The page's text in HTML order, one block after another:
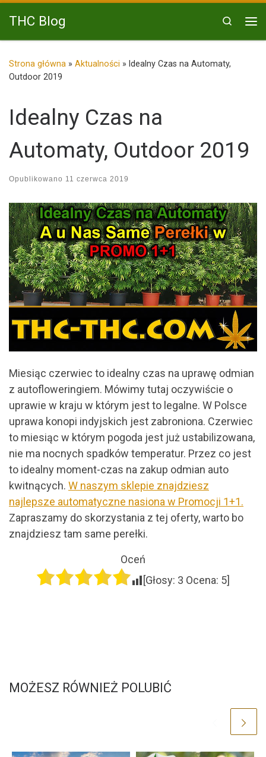
Przejdź do treści
THC Blog
Search
Strona główna » Aktualności » Idealny Czas na Automaty,
Outdoor 2019
Idealny Czas na
Automaty, Outdoor 2019
Opublikowano 11 czerwca 2019
Miesiąc czerwiec to idealny czas na uprawę odmian
z autofloweringiem. Mówimy tutaj oczywiście o
uprawie w kraju w którym jest to legalne. W Polsce
uprawa konopi indyjskich jest zabroniona. Czerwiec
to miesiąc w którym pogoda jest już ustabilizowana,
nie ma nocnych spadków temperatur. Przez co jest
to idealny moment-czas na zakup odmian auto
kwitnących. W naszym sklepie znajdziesz
najlepsze automatyczne nasiona w Promocji 1+1.
Zapraszamy do skorzystania z tej oferty, warto bo
znajdziesz tam same perełki.
Oceń
[Głosy: 3 Ocena: 5]
MOŻESZ RÓWNIEŻ POLUBIĆ